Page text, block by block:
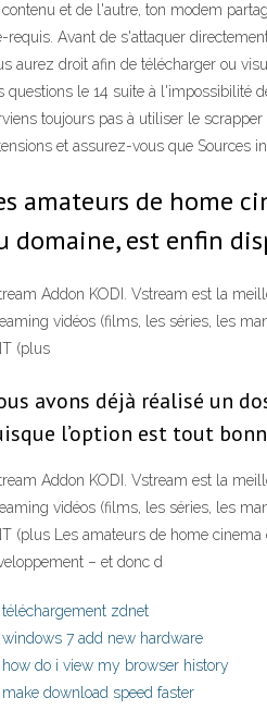
et de l'autre, ton modem
requis. Avant de s'attaquer
aurez droit afin de télécharger ou
questions le 14 suite à l'impossibilité
toujours pas à utiliser le
et assurez-vous que Sources
amateurs de home
domaine, est enfin
Addon KODI. Vstream est la
vidéos (films, les séries, les
(plus
avons déjà réalisé un
l’option est tout
Addon KODI. Vstream est la
vidéos (films, les séries, les
(plus Les amateurs de home cinema
– et donc d
téléchargement zdnet
windows 7 add new hardware
how do i view my browser history
make download speed faster